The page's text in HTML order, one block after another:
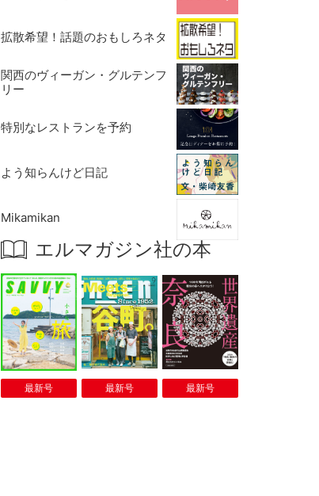
拡散希望！話題のおもしろネタ
関西のヴィーガン・グルテンフ
リー
特別なレストランを予約
よう知らんけど日記
Mikamikan
エルマガジン社の本
最新号 最新号 最新号